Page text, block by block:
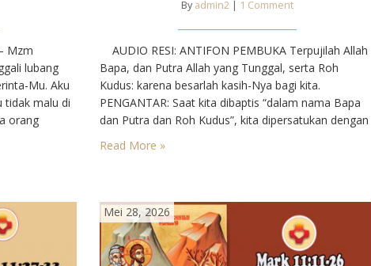
Mzm
lubang
Mu. Aku
tidak malu di
orang
kebenaran
ketika
By admin2 | 1 Comment
AUDIO RESI: ANTIFON PEMBUKA Terpujilah Allah
Bapa, dan Putra Allah yang Tunggal, serta Roh
Kudus: karena besarlah kasih-Nya bagi kita.
PENGANTAR: Saat kita dibaptis “dalam nama Bapa
dan Putra dan Roh Kudus”, kita dipersatukan dengan
Allah Tritunggal Maha Kudus. Kita diangkat sebagai
putra-putri-Nya. Sebagai putra-putri terkasih-Nya,
Read More »
Mei 28, 2026